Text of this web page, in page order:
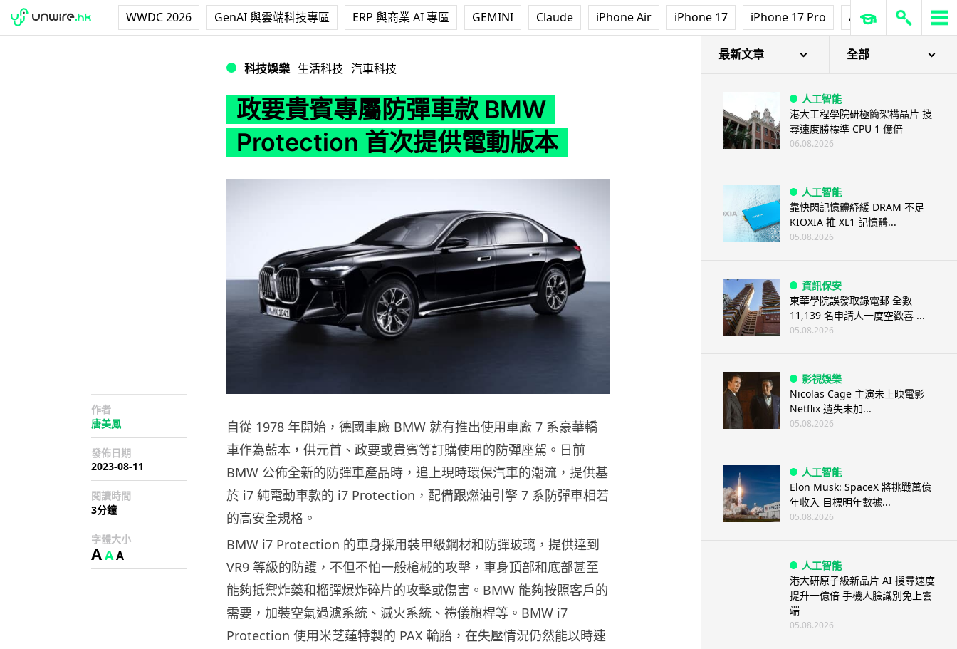
WWDC 2026 GenAI 與雲端科技專區 ERP 與商業 AI 專區 GEMINI Claude iPhone Air iPhone 17 iPhone 17 Pro AirPods Pro 3
科技娛樂 生活科技 汽車科技
政要貴賓專屬防彈車款 BMW
Protection 首次提供電動版本
作者
唐美鳳
發佈日期
2023-08-11
閱讀時間
3分鐘
字體大小
AAA
自從 1978 年開始，德國車廠 BMW 就有推出使用車廠 7 系豪華轎
車作為藍本，供元首、政要或貴賓等訂購使用的防彈座駕。日前
BMW 公佈全新的防彈車產品時，追上現時環保汽車的潮流，提供基
於 i7 純電動車款的 i7 Protection，配備跟燃油引擎 7 系防彈車相若
的高安全規格。
BMW i7 Protection 的車身採用裝甲級鋼材和防彈玻璃，提供達到
VR9 等級的防護，不但不怕一般槍械的攻擊，車身頂部和底部甚至
能夠抵禦炸藥和榴彈爆炸碎片的攻擊或傷害。BMW 能夠按照客戶的
需要，加裝空氣過濾系統、滅火系統、禮儀旗桿等。BMW i7
Protection 使用米芝蓮特製的 PAX 輪胎，在失壓情況仍然能以時速
最新文章 全部
人工智能
港大工程學院研極簡架構晶片 搜
尋速度勝標準 CPU 1 億倍
06.08.2026
人工智能
靠快閃記憶體紓緩 DRAM 不足
KIOXIA 推 XL1 記憶體...
05.08.2026
資訊保安
東華學院誤發取錄電郵 全數
11,139 名申請人一度空歡喜 ...
05.08.2026
影視娛樂
Nicolas Cage 主演未上映電影
Netflix 遺失未加...
05.08.2026
人工智能
Elon Musk: SpaceX 將挑戰萬億
年收入 目標明年數據...
05.08.2026
人工智能
港大研原子級新晶片 AI 搜尋速度
提升一億倍 手機人臉識別免上雲
端
05.08.2026